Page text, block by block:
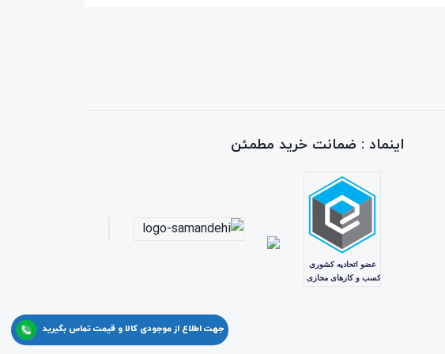
اینماد : ضمانت خرید مطمئن
جهت اطلاع از موجودی کالا و قیمت تماس بگیرید